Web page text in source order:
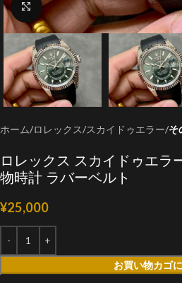
クリックで拡大
ホーム ロレックス スカイドゥエラー そ
ロレックス スカイドゥエ
物時計 ラバーベルト
¥25,000
お買い物カゴ